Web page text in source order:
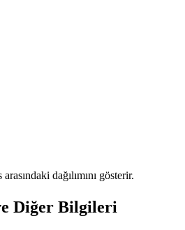
dağılımını gösterir.
Diğer Bilgileri